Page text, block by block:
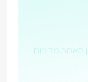
מדיניות